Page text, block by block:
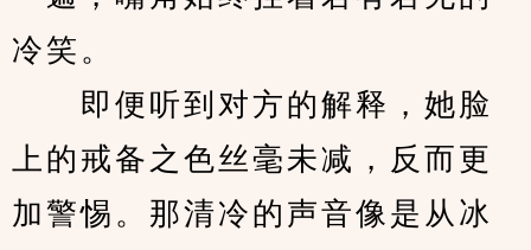
冷笑。
即便听到对方的解释，她脸
上的戒备之色丝毫未减，反而更
加警惕。那清冷的声音像是从冰